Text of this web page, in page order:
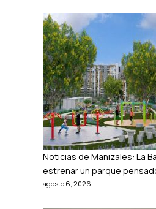
Noticias de Manizales: La
estrenar un parque
agosto 6, 2026